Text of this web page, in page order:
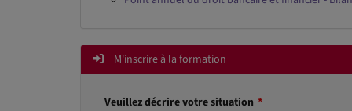
M'inscrire à la formation
Veuillez décrire votre situation